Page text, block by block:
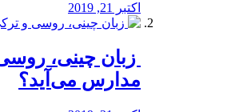
اکتبر 21, 2019
زبان چینی،
مدارس می‌آید؟